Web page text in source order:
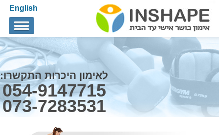
הצוות שלנו
אימון TRX אישי
תגובות
English
לאימון היכרות התקשרו:
054-9147715
073-7283531